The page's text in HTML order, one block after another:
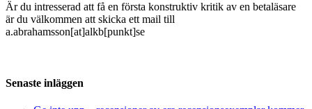
Är du intresserad att få en första konstruktiv kritik av en betaläsare
är du välkommen att skicka ett mail till
a.abrahamsson[at]alkb[punkt]se
Senaste inläggen